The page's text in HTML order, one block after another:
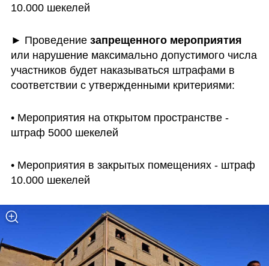
10.000 шекелей
► Проведение запрещенного мероприятия
или нарушение максимально допустимого числа
участников будет наказываться штрафами в
соответствии с утвержденными критериями:
• Мероприятия на открытом пространстве -
штраф 5000 шекелей
• Мероприятия в закрытых помещениях - штраф
10.000 шекелей